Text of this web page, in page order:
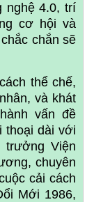
nghệ 4.0, trí
cơ hội và
chắn sẽ
thể chế,
và khát
vấn đề
thoại dài với
trưởng Viện
chuyên
cải cách
Mới 1986,